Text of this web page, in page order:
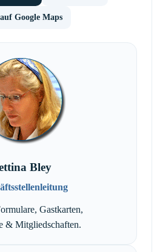
Google Maps
Bley
Gastkarten,
& Mitgliedschaften.